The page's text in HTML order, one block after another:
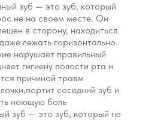
зуб — это зуб, который
не на своем месте. Он
в сторону, находиться
лежать горизонтально.
нарушает правильный
гигиену полости рта и
причиной травм
соседний зуб и
ноющую боль
зуб — это зуб, который не